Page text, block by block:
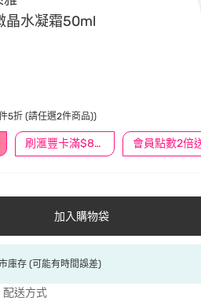
晶水凝霜50ml
刷滙豐卡滿$888送3萬點 會員點數2倍
5折 (請任選2件商品))
加入購物袋
庫存 (可能有時間誤差)
配送方式